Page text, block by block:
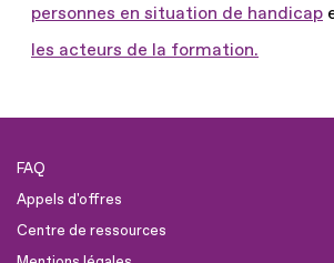
personnes en situation de handicap
les acteurs de la formation.
FAQ
Appels d'offres
Centre de ressources